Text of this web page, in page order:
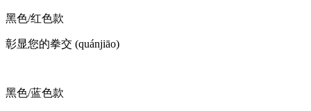
黑色/红色款
彰显您的拳交 (quánjiāo)
黑色/蓝色款